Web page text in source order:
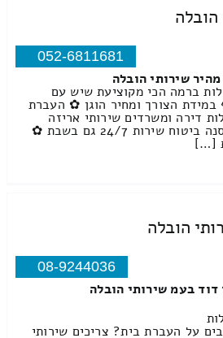
הובלה
052-6811681
שירותי הובלה
ברמה הכי מקוציעת שיש עם
במידת הצורך ומחיר הוגן ✿ העברת
דירה ומשרדים שירותי אריזה
ואחסנה ביטוח שירות 24/7 גם בשבת ✿
[…]
הובלה
08-9244036
דוד בעמ שירותי הובלה
על העברת בית? צריכים שירותי